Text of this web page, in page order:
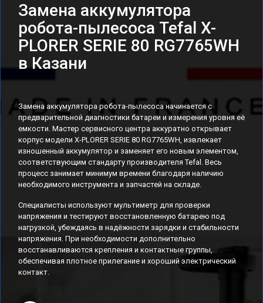
Замена аккумулятора
робота-пылесоса Tefal X-
PLORER SERIE 80 RG7765WH
в Казани
Замена аккумулятора робота-пылесоса начинается с
предварительной диагностики батареи и измерения уровня её
емкости. Мастер сервисного центра аккуратно открывает
корпус модели X-PLORER SERIE 80 RG7765WH, извлекает
изношенный аккумулятор и заменяет его новым элементом,
соответствующим стандарту производителя Tefal. Весь
процесс занимает минимум времени благодаря наличию
необходимого инструмента и запчастей на складе.
Специалисты используют мультиметр для проверки
напряжения и тестируют восстановленную батарею под
нагрузкой, убеждаясь в надёжности зарядки и стабильности
напряжения. При необходимости дополнительно
восстанавливаются крепления и контактные группы,
обеспечивая плотное прилегание и хороший электрический
контакт.